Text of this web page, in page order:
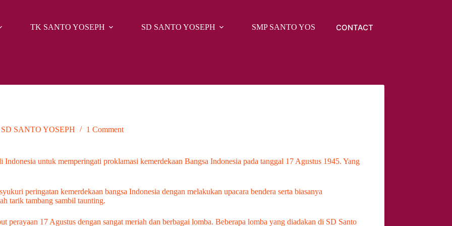
TK SANTO YOSEPH SD SANTO YOSEPH SMP SANTO YOSEPH PPDB
CONTACT
SD SANTO YOSEPH 1 Comment
untuk memperingati proklamasi kemerdekaan Bangsa Indonesia pada tanggal 17 Agustus 1945. Yang
peringatan kemerdekaan bangsa Indonesia dengan melakukan upacara bendera serta biasanya
tarik tambang sambil taunting.
perayaan 17 Agustus dengan sangat meriah dan berbagai lomba. Beberapa lomba yang diadakan di SD Santo